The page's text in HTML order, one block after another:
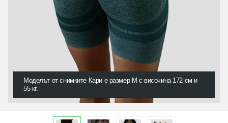
Моделът от снимките Кари е размер M с височина 172 см и
55 кг.